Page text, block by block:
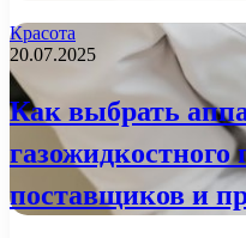
Красота
20.07.2025
Как выбрать
поставщиков и